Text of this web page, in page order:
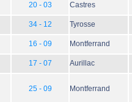
20 - 03 Castres
34 - 12 Tyrosse
16 - 09 Montferrand
17 - 07 Aurillac
25 - 09 Montferrand